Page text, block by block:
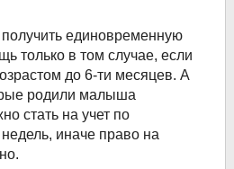
единовременную
только в том случае, если
до 6-ти месяцев. А
родили малыша
стать на учет по
иначе право на